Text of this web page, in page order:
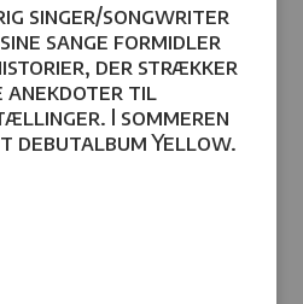
singer/songwriter
sange formidler
der strækker
anekdoter til
I sommeren
debutalbum Yellow.